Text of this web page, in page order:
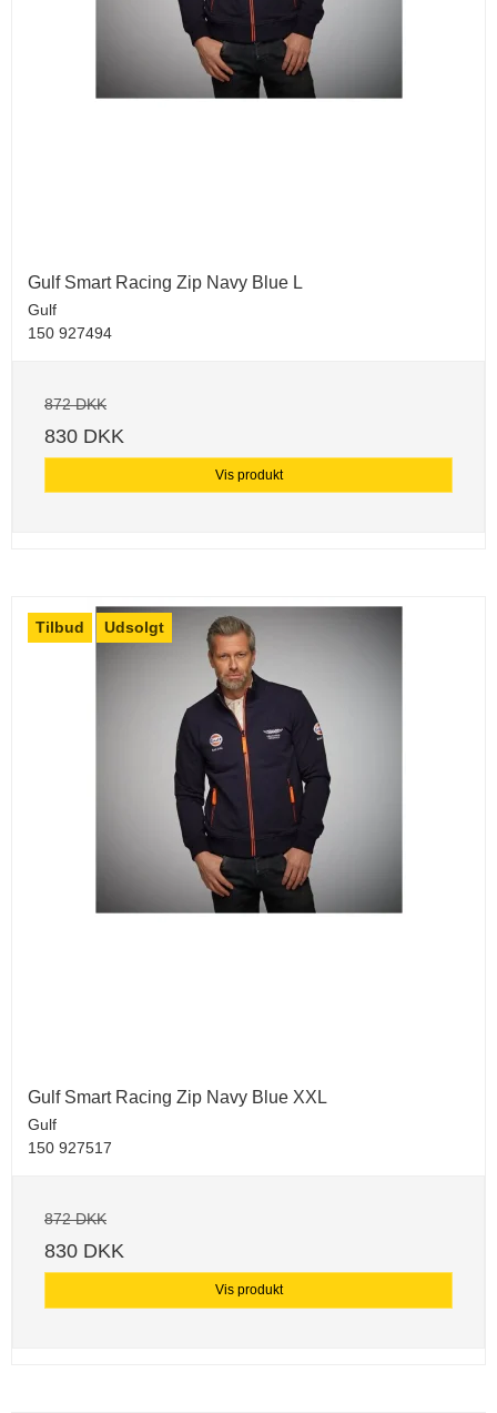
Gulf Smart Racing Zip Navy Blue L
Gulf
150 927494
872 DKK
830 DKK
Vis produkt
Tilbud Udsolgt
Gulf Smart Racing Zip Navy Blue XXL
Gulf
150 927517
872 DKK
830 DKK
Vis produkt